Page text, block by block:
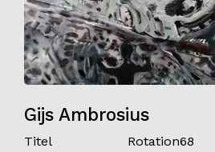
Gijs Ambrosius
Titel
Rotation68